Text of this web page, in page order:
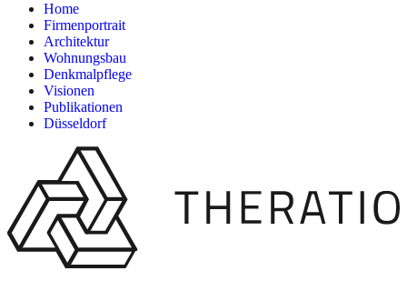
Home
Firmenportrait
Architektur
Wohnungsbau
Denkmalpflege
Visionen
Publikationen
Düsseldorf